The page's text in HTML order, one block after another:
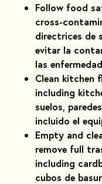
Follow food
cross-
directrices de
evitar la
las
Clean kitchen
including
suelos,
incluido el
Empty and
remove full
including
cubos de